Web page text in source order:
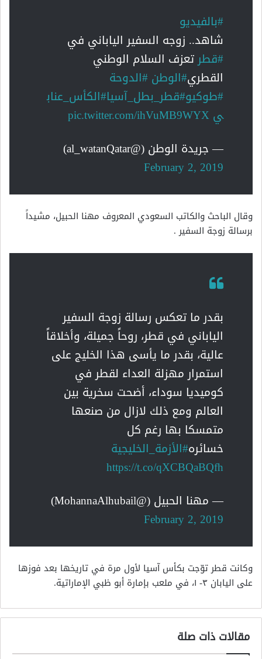
#بالفيديو
شاهد.. زوجه السفير الياباني في
#قطرتعزف السلام الوطني
القطري#الوطن #الدوحة
#طوكيو#قطر_بطل_آسيا#الكأس_عناب
يpic.twitter.com/ihVuMB9WYX
— جريدة الوطن (@al_watanQatar)
February 2, 2019
وقال الباحث والكاتب السعودي المعروف مهنا الحبيل، مشيداً
برسالة زوجة السفير .
بقدر ما تعكس رسالة زوجة السفير
الياباني في قطر، روحاً جميلة، وأخلاقاً
عالية، بقدر ما يأسى هذا الخليج على
استمرار مهزلة العداء لقطر في
كوميديا سوداء، أضحت سخرية بين
العالم ومع ذلك لازال من صنعها
متمسكا بها رغم كل
خسائره#الأزمة_الخليجية
https://t.co/qXCBQaBQfh
— مهنا الحبيل (@MohannaAlhubail)
February 2, 2019
وكانت قطر توّجت بكأس آسيا لأول مرة في تاريخها بعد فوزها
على اليابان ٣- ١، في ملعب بإمارة أبو ظبي الإماراتية.
مقالات ذات صلة